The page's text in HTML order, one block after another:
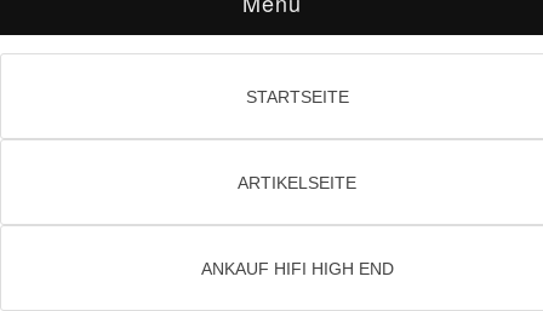
STARTSEITE
ARTIKELSEITE
ANKAUF HIFI HIGH END